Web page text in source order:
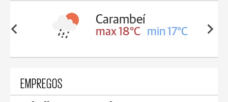
min 17°C
Jaguariaíva
max 19°C min 18°C
EMPREGOS